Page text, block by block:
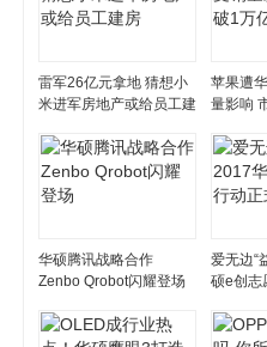
雷军26亿元拿地 猜想小
米进军房地产或给员工建
苹果遭
量影响
华硕腾讯战略合作
Zenbo Qrobot闪耀登场
爱无边“
硕e创志